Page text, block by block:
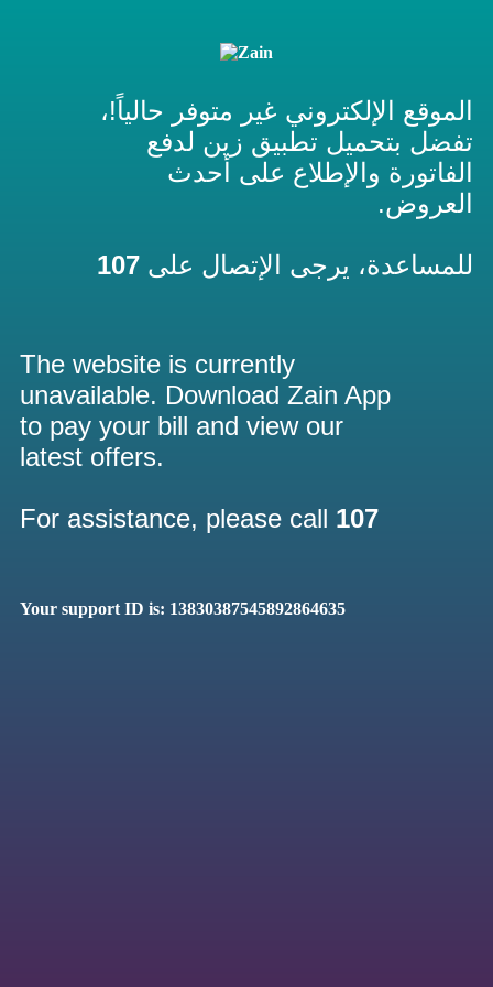
الموقع الإلكتروني غير متوفر حالياً!،
تفضل بتحميل تطبيق زين لدفع
الفاتورة والإطلاع على أحدث
العروض.
للمساعدة، يرجى الإتصال على 107
The website is currently
unavailable. Download Zain App
to pay your bill and view our
latest offers.
For assistance, please call 107
Your support ID is: 13830387545892864635